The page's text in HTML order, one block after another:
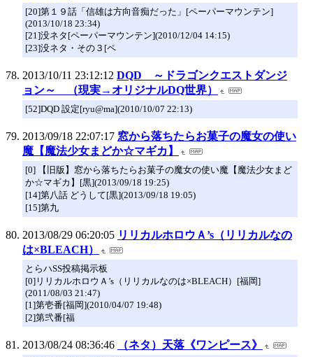
[20]第１９話「信雄は方向音痴だった」[ペーパーマウンテン]
(2013/10/18 23:34)
[21]没ネタ[ペーパーマウンテン](2010/12/04 14:15)
[23]没ネタ・その３[ペ
2013/10/11 23:12:12 DQD ～ドラゴンクエストダンジ
ョン～ （現実→オリジナルDQ世界）
[52]DQD 設定[ryu@ma](2010/10/07 22:13)
2013/09/18 22:07:17 窓から落ちたらお菓子の魔女の使い
魔【魔法少女まどか☆マギカ】
[0] 【旧版】窓から落ちたらお菓子の魔女の使い魔【魔法少女まど
か☆マギカ】[黒](2013/09/18 19:25)
[14]第八話 どうして[黒](2013/09/18 19:05)
[15]第九
2013/08/29 06:20:05 リリカルホロウＡ’s（リリカルなの
は×BLEACH）
とらハSS投稿掲示板
[0]リリカルホロウＡ’s（リリカルなのは×BLEACH）[福岡]
(2011/08/03 21:47)
[1]第壱番[福岡](2010/04/07 19:48)
[2]第弐番[福
2013/08/24 08:36:46 （ネタ）天落《ワンピース》